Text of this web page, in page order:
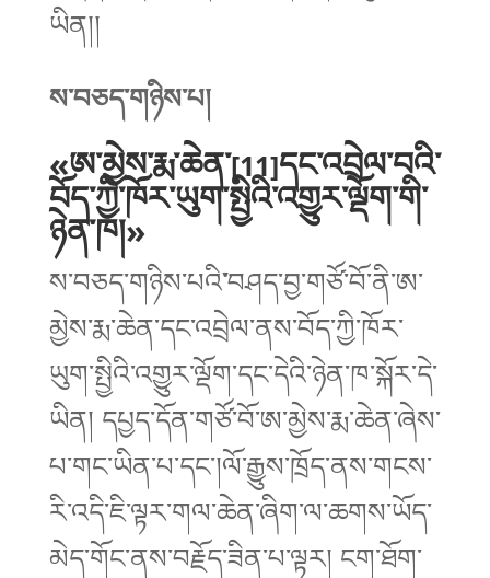
ཡིན།།
ས་བཅད་གཉིས་པ།
«ཨ་མྱེས་རྨ་ཆེན་[11]དང་འབྲེལ་བའི་
བོད་ཀྱི་ཁོར་ཡུག་སྤྱིའི་འགྱུར་ལྡོག་གི་
ཉེན་ཁ།»
ས་བཅད་གཉིས་པའི་བཤད་བྱ་གཙོ་བོ་ནི་ཨ་
མྱེས་རྨ་ཆེན་དང་འབྲེལ་ནས་བོད་ཀྱི་ཁོར་
ཡུག་སྤྱིའི་འགྱུར་ལྡོག་དང་དེའི་ཉེན་ཁ་སྐོར་དེ་
ཡིན། དཔྱད་དོན་གཙོ་བོ་ཨ་མྱེས་རྨ་ཆེན་ཞེས་
པ་གང་ཡིན་པ་དང་།ལོ་རྒྱུས་ཁྲོད་ནས་གངས་
རི་འདི་ཇི་ལྟར་གལ་ཆེན་ཞིག་ལ་ཆགས་ཡོད་
མེད་གོང་ནས་བརྗོད་ཟིན་པ་ལྟར། ངག་ཐོག་